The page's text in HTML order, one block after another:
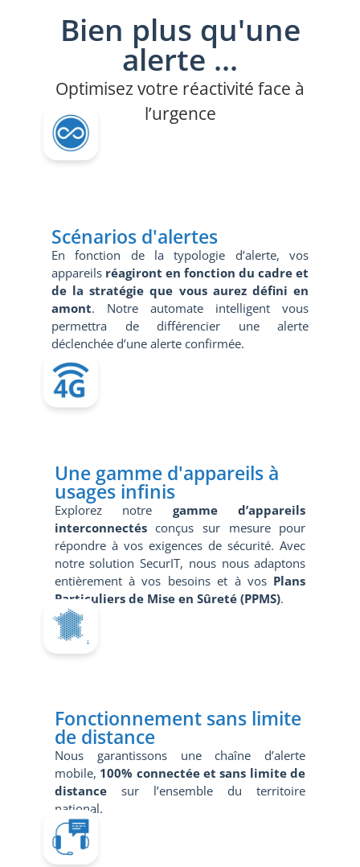
Bien plus qu'une
alerte ...
Optimisez votre réactivité face à
l’urgence
Scénarios d'alertes
En fonction de la typologie d’alerte, vos
appareils réagiront en fonction du cadre et
de la stratégie que vous aurez défini en
amont. Notre automate intelligent vous
permettra de différencier une alerte
déclenchée d’une alerte confirmée.
Une gamme d'appareils à
usages infinis
Explorez notre gamme d’appareils
interconnectésconçus sur mesure pour
répondre à vos exigences de sécurité. Avec
notre solution SecurIT, nous nous adaptons
entièrement à vos besoins et à vos Plans
Particuliers de Mise en Sûreté (PPMS).
Fonctionnement sans limite
de distance
Nous garantissons une chaîne d’alerte
mobile, 100% connectée et sans limite de
distancesur l’ensemble du territoire
national.